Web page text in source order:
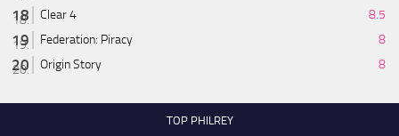
Clear 4
8.5
Federation: Piracy
8
Origin Story
8
TOP PHILREY